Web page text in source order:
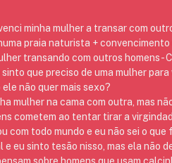
minha mulher a transar com
praia naturista + convencimento
transando com outros homens -
que preciso de uma mulher
não quer mais sexo?
mulher na cama com outra, mas
cometem ao tentar tirar a
com todo mundo e eu não sei o que
e eu sinto tesão nisso, mas ela não
sobre homens que usam